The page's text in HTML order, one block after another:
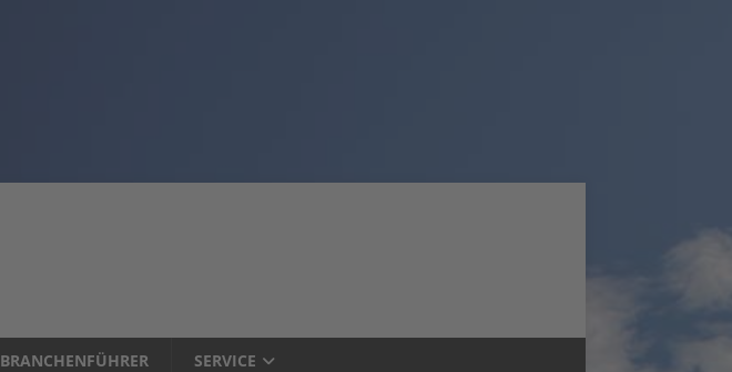
BRANCHENFÜHRER SERVICE